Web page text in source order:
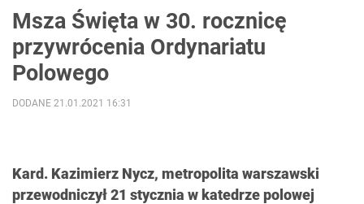
Msza Święta w 30. rocznicę
przywrócenia Ordynariatu
Polowego
Kard. Kazimierz Nycz, metropolita warszawski
przewodniczył 21 stycznia w katedrze polowej
DODANE 21.01.2021 16:31